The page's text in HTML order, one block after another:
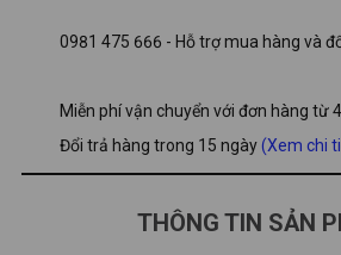
0981 475 666 - Hỗ trợ mua hàng và
Miễn phí vận chuyển với đơn hàng từ
Đổi trả hàng trong 15 ngày(Xem chi
THÔNG TIN SẢN